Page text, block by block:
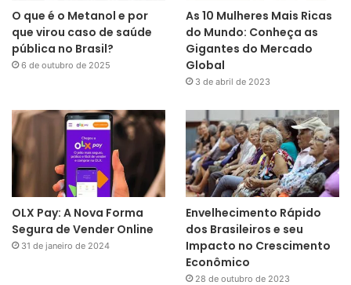
O que é o Metanol e por
que virou caso de saúde
pública no Brasil?
6 de outubro de 2025
As 10 Mulheres Mais Ricas
do Mundo: Conheça as
Gigantes do Mercado
Global
3 de abril de 2023
OLX Pay: A Nova Forma
Segura de Vender Online
31 de janeiro de 2024
Envelhecimento Rápido
dos Brasileiros e seu
Impacto no Crescimento
Econômico
28 de outubro de 2023